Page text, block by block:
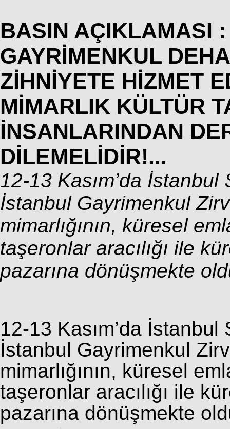
BASIN AÇIKLAMASI :
GAYRİMENKUL
ZİHNİYETE HİZMET
MİMARLIK KÜLTÜR
İNSANLARINDAN
DİLEMELİDİR!...
12-13 Kasım’da İstanbul
İstanbul Gayrimenkul
mimarlığının, küresel
taşeronlar aracılığı ile
pazarına dönüşmekte
12-13 Kasım’da İstanbul
İstanbul Gayrimenkul
mimarlığının, küresel
taşeronlar aracılığı ile
pazarına dönüşmekte